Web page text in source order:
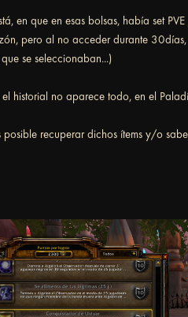
en que en esas bolsas, había set
pero al no acceder durante
se seleccionaban...)
el historial no aparece todo, en el
posible recuperar dichos ítems y/o